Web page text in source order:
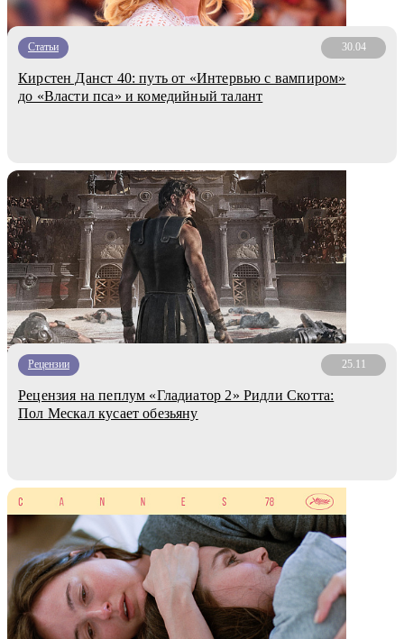
Статьи 30.04
Кирстен Данст 40: путь от «Интервью с вампиром»
до «Власти пса» и комедийный талант
Рецензии 25.11
Рецензия на пеплум «Гладиатор 2» Ридли Скотта:
Пол Мескал кусает обезьяну